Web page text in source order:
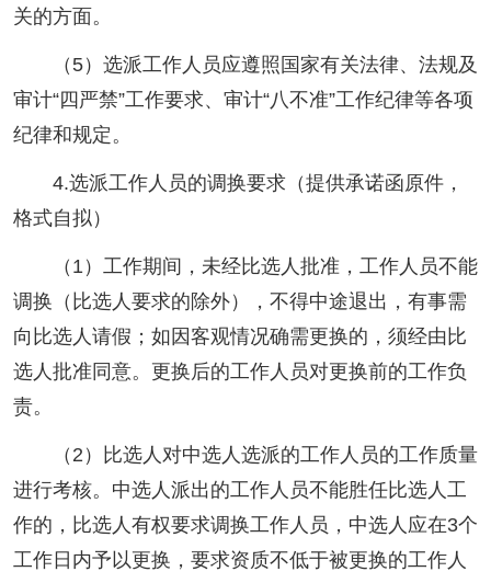
关的方面。
（5）选派工作人员应遵照国家有关法律、法规及
审计“四严禁”工作要求、审计“八不准”工作纪律等各项
纪律和规定。
4.选派工作人员的调换要求（提供承诺函原件，
格式自拟）
（1）工作期间，未经比选人批准，工作人员不能
调换（比选人要求的除外），不得中途退出，有事需
向比选人请假；如因客观情况确需更换的，须经由比
选人批准同意。更换后的工作人员对更换前的工作负
责。
（2）比选人对中选人选派的工作人员的工作质量
进行考核。中选人派出的工作人员不能胜任比选人工
作的，比选人有权要求调换工作人员，中选人应在3个
工作日内予以更换，要求资质不低于被更换的工作人